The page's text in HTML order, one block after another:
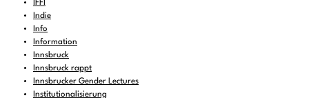
IFFI
Indie
Info
Information
Innsbruck
Innsbruck rappt
Innsbrucker Gender Lectures
Institutionalisierung